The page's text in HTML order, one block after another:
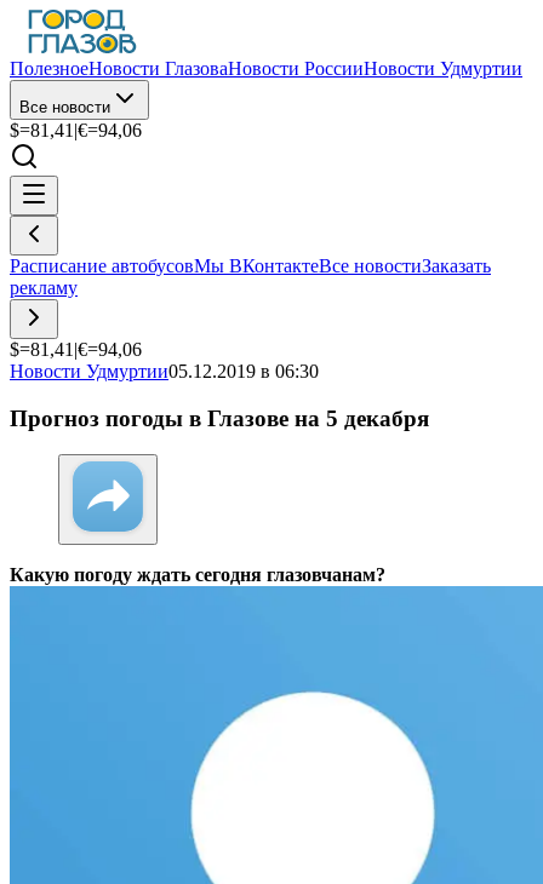
ПолезноеНовости ГлазоваНовости РоссииНовости Удмуртии
Все новости
$=81,41 |€=94,06
Расписание автобусовМы ВКонтактеВсе новостиЗаказать
рекламу
$=81,41 |€=94,06
Новости Удмуртии05.12.2019 в 06:30
Прогноз погоды в Глазове на 5 декабря
Какую погоду ждать сегодня глазовчанам?